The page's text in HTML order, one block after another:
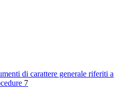
di carattere generale riferiti a
7